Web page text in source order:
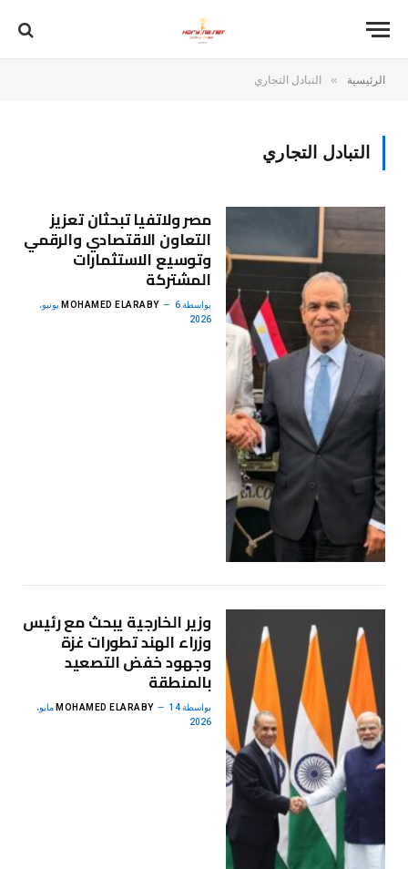
الرئيسية » التبادل التجاري
التبادل التجاري
مصر ولاتفيا تبحثان تعزيز
التعاون الاقتصادي والرقمي
وتوسيع الاستثمارات
المشتركة
بواسطة MOHAMED ELARABY 6 يونيو،
2026
وزير الخارجية يبحث مع رئيس
وزراء الهند تطورات غزة
وجهود خفض التصعيد
بالمنطقة
بواسطة MOHAMED ELARABY 14 مايو،
2026